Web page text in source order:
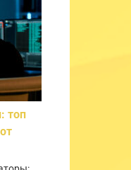
топ